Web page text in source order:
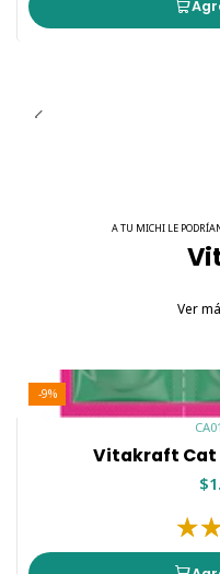
A TU MICHI LE
Ver
-9%
Vitakraft Cat